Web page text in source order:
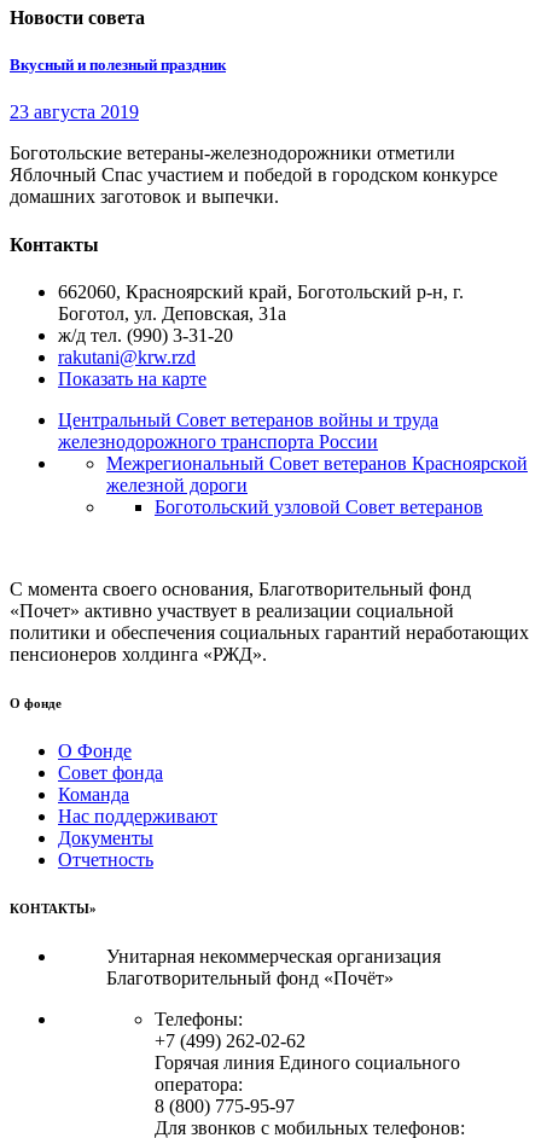
Новости совета
Вкусный и полезный праздник
23 августа 2019
Боготольские ветераны-железнодорожники отметили
Яблочный Спас участием и победой в городском конкурсе
домашних заготовок и выпечки.
Контакты
662060, Красноярский край, Боготольский р-н, г.
Боготол, ул. Деповская, 31а
ж/д тел. (990) 3-31-20
rakutani@krw.rzd
Показать на карте
Центральный Совет ветеранов войны и труда
железнодорожного транспорта России
Межрегиональный Совет ветеранов Красноярской
железной дороги
Боготольский узловой Совет ветеранов
С момента своего основания, Благотворительный фонд
«Почет» активно участвует в реализации социальной
политики и обеспечения социальных гарантий неработающих
пенсионеров холдинга «РЖД».
О фонде
О Фонде
Совет фонда
Команда
Нас поддерживают
Документы
Отчетность
КОНТАКТЫ»
Унитарная некоммерческая организация
Благотворительный фонд «Почёт»
Телефоны:
+7 (499) 262-02-62
Горячая линия Единого социального
оператора:
8 (800) 775-95-97
Для звонков с мобильных телефонов: